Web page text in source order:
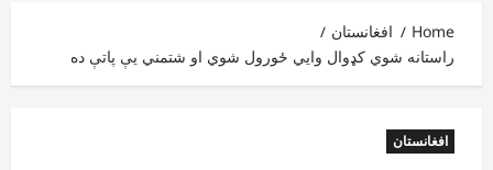
Home
افغانستان
راستانه شوي کډوال وایي ځورول شوي او شتمني یې پاتې ده
افغانستان